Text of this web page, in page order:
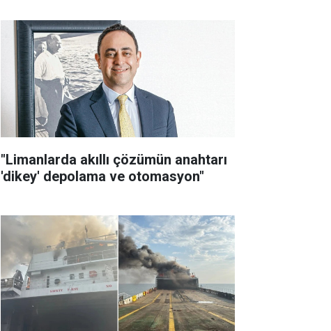
"Limanlarda akıllı çözümün anahtarı
'dikey' depolama ve otomasyon"